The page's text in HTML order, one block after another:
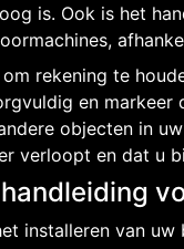
is. Ook is het
rekening te
en
objecten in
verloopt en dat u
installeren van